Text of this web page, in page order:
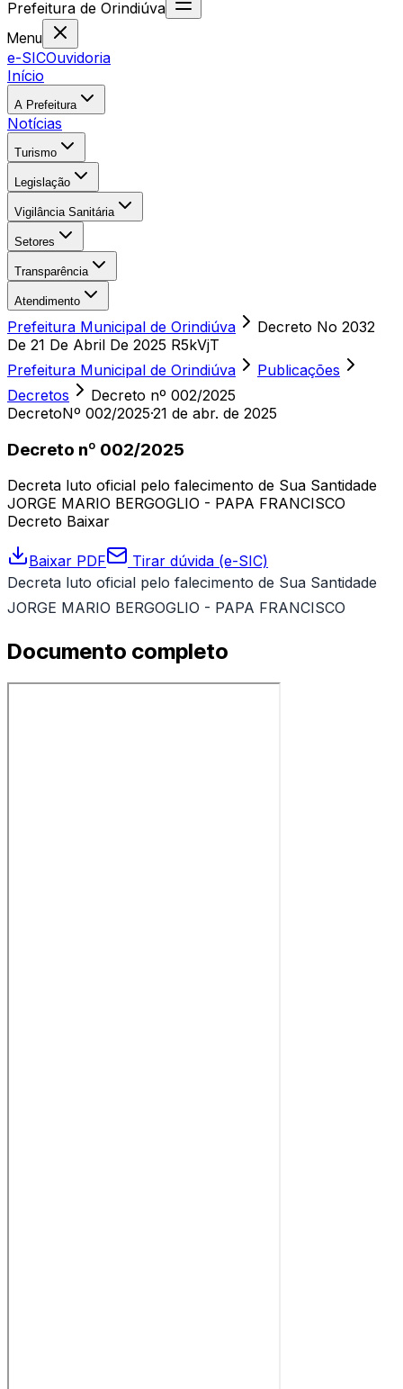
Prefeitura de Orindiúva
Menu
e-SICOuvidoria
Início
A Prefeitura
Notícias
Turismo
Legislação
Vigilância Sanitária
Setores
Transparência
Atendimento
Prefeitura Municipal de Orindiúva
Decreto No 2032
De 21 De Abril De 2025 R5kVjT
Prefeitura Municipal de Orindiúva
Publicações
Decretos
Decreto nº 002/2025
DecretoNº 002/2025·21 de abr. de 2025
Decreto nº 002/2025
Decreta luto oficial pelo falecimento de Sua Santidade
JORGE MARIO BERGOGLIO - PAPA FRANCISCO
Decreto Baixar
Baixar PDF
Tirar dúvida (e-SIC)
Decreta luto oficial pelo falecimento de Sua Santidade
JORGE MARIO BERGOGLIO - PAPA FRANCISCO
Documento completo